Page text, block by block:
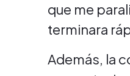
que me
terminara
Además, la